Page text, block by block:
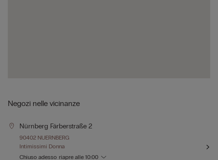
Negozi nelle vicinanze
Nürnberg Färberstraße 2
90402 NUERNBERG
Intimissimi Donna
Chiuso adesso riapre alle 10:00